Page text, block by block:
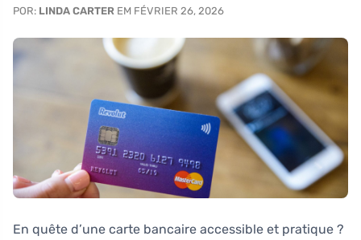
POR: LINDA CARTER EM FÉVRIER 26, 2026
En quête d’une carte bancaire accessible et pratique ?